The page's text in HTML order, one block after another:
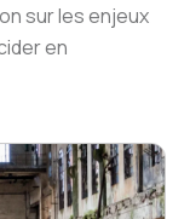
sur les enjeux
en